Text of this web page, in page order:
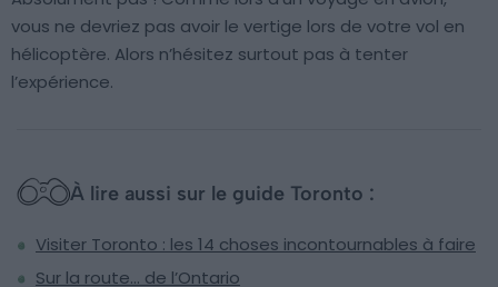
vous ne devriez pas avoir le vertige lors de votre vol en
hélicoptère. Alors n’hésitez surtout pas à tenter
l’expérience.
À lire aussi sur le guide Toronto :
Visiter Toronto : les 14 choses incontournables à faire
Sur la route… de l’Ontario